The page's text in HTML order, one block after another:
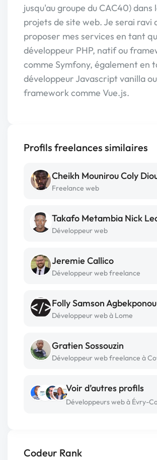
Codeur Rank
jusqu'au groupe du CAC40) dans
projets de site web. Je serai ravi
proposer mes services en tant
développeur PHP, natif ou
comme Symfony, également en
développeur Javascript vanilla ou
framework comme Vue.js.
Profils freelances similaires
Cheikh Mounirou Coly
Freelance web
Takafo Metambia Nick
Développeur web
Jeremie Callico
Développeur web freelance
Folly Samson Agbekponou
Développeur web à Lome
Gratien Sossouzin
Développeur web freelance à
Voir d’autres profils